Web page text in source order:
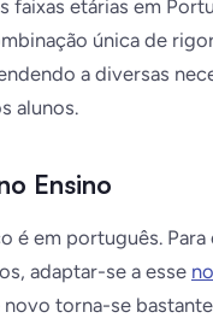
faixas etárias em
única de
a diversas
alunos.
Ensino
é em português.
adaptar-se a esse
torna-se